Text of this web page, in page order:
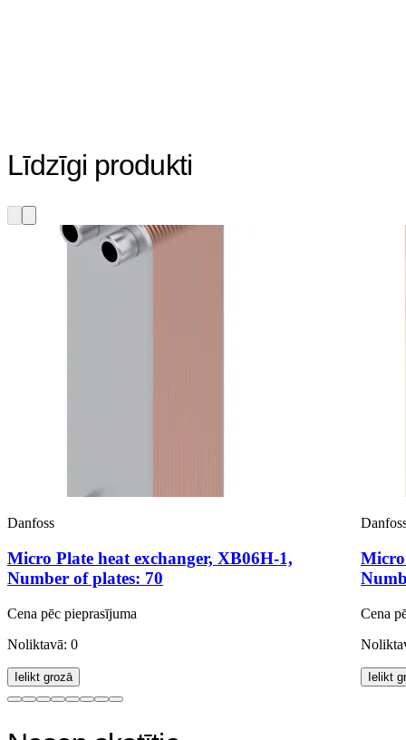
Līdzīgi produkti
Danfoss
Micro Plate heat exchanger, XB06H-1,
Number of plates: 70
Cena pēc pieprasījuma
Noliktavā: 0
Ielikt grozā
Micro
Cena
Ielikt